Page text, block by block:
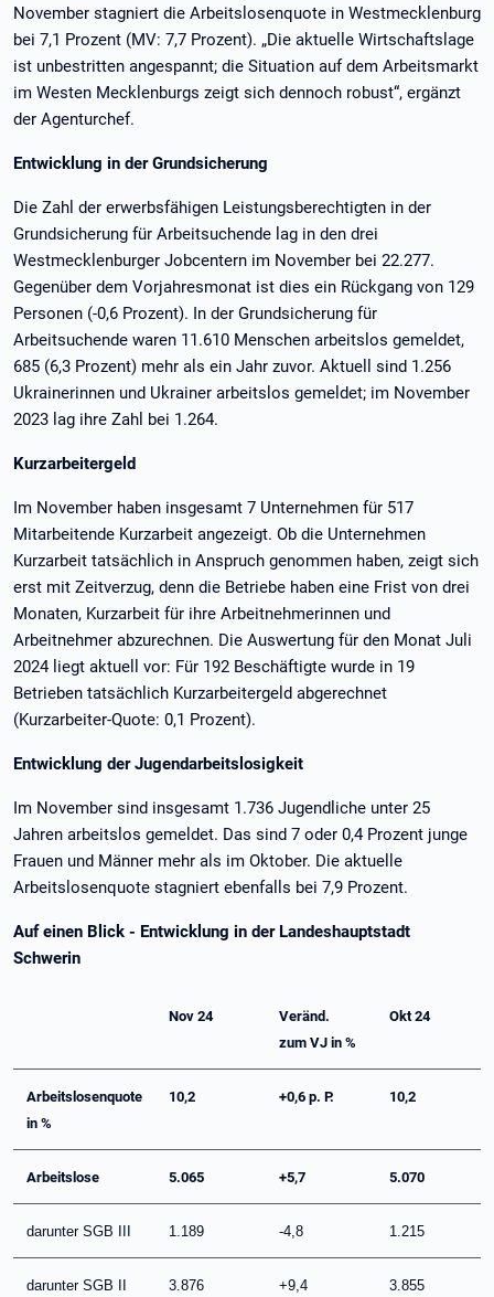
November stagniert die Arbeitslosenquote in Westmecklenburg
bei 7,1 Prozent (MV: 7,7 Prozent). „Die aktuelle Wirtschaftslage
ist unbestritten angespannt; die Situation auf dem Arbeitsmarkt
im Westen Mecklenburgs zeigt sich dennoch robust“, ergänzt
der Agenturchef.
Entwicklung in der Grundsicherung
Die Zahl der erwerbsfähigen Leistungsberechtigten in der
Grundsicherung für Arbeitsuchende lag in den drei
Westmecklenburger Jobcentern im November bei 22.277.
Gegenüber dem Vorjahresmonat ist dies ein Rückgang von 129
Personen (-0,6 Prozent). In der Grundsicherung für
Arbeitsuchende waren 11.610 Menschen arbeitslos gemeldet,
685 (6,3 Prozent) mehr als ein Jahr zuvor. Aktuell sind 1.256
Ukrainerinnen und Ukrainer arbeitslos gemeldet; im November
2023 lag ihre Zahl bei 1.264.
Kurzarbeitergeld
Im November haben insgesamt 7 Unternehmen für 517
Mitarbeitende Kurzarbeit angezeigt. Ob die Unternehmen
Kurzarbeit tatsächlich in Anspruch genommen haben, zeigt sich
erst mit Zeitverzug, denn die Betriebe haben eine Frist von drei
Monaten, Kurzarbeit für ihre Arbeitnehmerinnen und
Arbeitnehmer abzurechnen. Die Auswertung für den Monat Juli
2024 liegt aktuell vor: Für 192 Beschäftigte wurde in 19
Betrieben tatsächlich Kurzarbeitergeld abgerechnet
(Kurzarbeiter-Quote: 0,1 Prozent).
Entwicklung der Jugendarbeitslosigkeit
Im November sind insgesamt 1.736 Jugendliche unter 25
Jahren arbeitslos gemeldet. Das sind 7 oder 0,4 Prozent junge
Frauen und Männer mehr als im Oktober. Die aktuelle
Arbeitslosenquote stagniert ebenfalls bei 7,9 Prozent.
Auf einen Blick - Entwicklung in der Landeshauptstadt
Schwerin
Nov 24
Veränd.
zum VJ in %
Okt 24
Arbeitslosenquote
in %
10,2 +0,6 p. P. 10,2
Arbeitslose 5.065 +5,7 5.070
darunter SGB III 1.189 -4,8 1.215
darunter SGB II 3.876 +9,4 3.855